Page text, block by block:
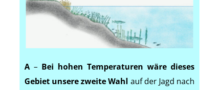
A – Bei hohen Temperaturen wäre dieses
Gebiet unsere zweite Wahl auf der Jagd nach